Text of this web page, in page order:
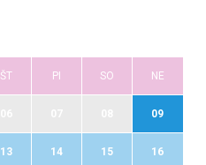
ŠT PI SO NE
09
13 14 15 16